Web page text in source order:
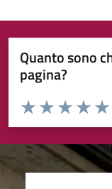
Quanto sono
pagina?
Valuta da 1 a 5 stelle la
Valuta
Valuta 3
Valuta 2 stelle
Valuta 1 stelle su 5